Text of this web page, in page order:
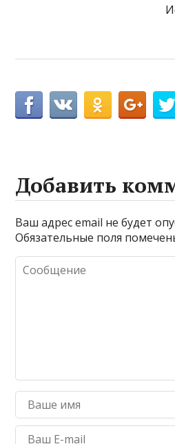
Добавить
Ваш адрес email не будет
Обязательные поля